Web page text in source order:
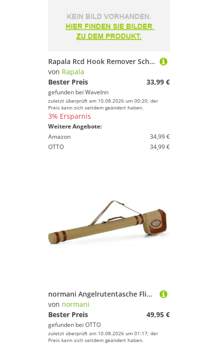
Rapala Rcd Hook Remover Schwarz 25 cm
von Rapala
Bester Preis
33,99 €
gefunden bei WaveInn
zuletzt überprüft am 10.08.2026 um 00:20; der
Preis kann sich seitdem geändert haben.
3% Ersparnis
Weitere Angebote:
Amazon
34,99 €
OTTO
34,99 €
normani Angelrutentasche Fliegenruten Futteral Mataró
von normani
Bester Preis
49,95 €
gefunden bei OTTO
zuletzt überprüft am 10.08.2026 um 01:17; der
Preis kann sich seitdem geändert haben.